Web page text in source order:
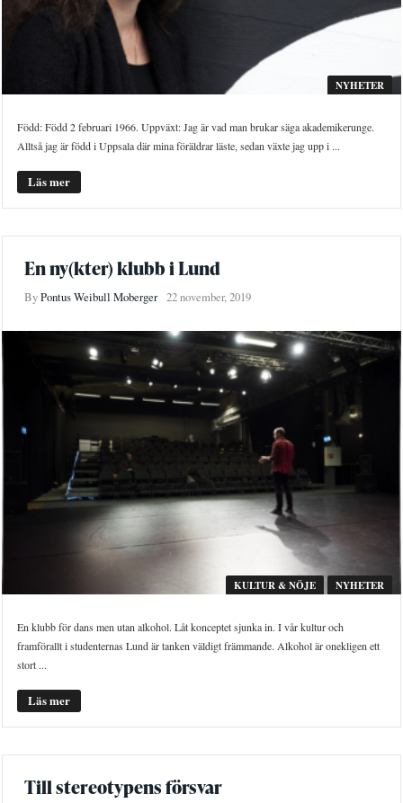
NYHETER
Född: Född 2 februari 1966. Uppväxt: Jag är vad man brukar säga akademikerunge.
Alltså jag är född i Uppsala där mina föräldrar läste, sedan växte jag upp i ...
Läs mer
En ny(kter) klubb i Lund
ByPontus Weibull Moberger 22 november, 2019
KULTUR & NÖJE NYHETER
En klubb för dans men utan alkohol. Låt konceptet sjunka in. I vår kultur och
framförallt i studenternas Lund är tanken väldigt främmande. Alkohol är onekligen ett
stort ...
Läs mer
Till stereotypens försvar